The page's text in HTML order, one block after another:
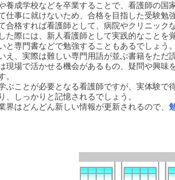
養成学校などを卒業することで、看護師の国
仕事に就けないため、合格を目指した受験勉
合格すれば看護師として、病院やクリニック
た際には、新人看護師として実践的なこと
と専門書などで勉強することもあるでしょう。
え、実際は難しい専門用語が並ぶ書籍をただ
現場で活かせる機会があるもの、疑問や興
。
ぶことが必要となる看護師ですが、実体験で
、しっかりと記憶されるでしょう。
界はどんどん新しい情報が更新されるので、